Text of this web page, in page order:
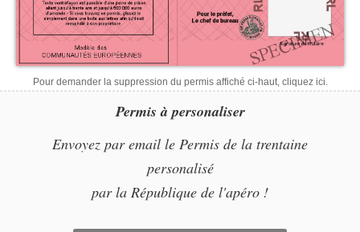
Pour demander la suppression du permis affiché ci-haut, cliquez ici.
Permis à personaliser
Envoyez par email le Permis de la trentaine
personalisé
par la République de l'apéro !